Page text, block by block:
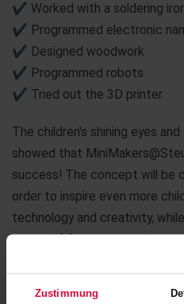
Zustimmung
✔ Worked with a soldering
✔ Programmed electronic
✔ Designed woodwork
✔ Programmed robots
✔ Tried out the 3D printer
The children's shining eyes
showed that
success! The concept will be
order to inspire even more
technology and creativity,
real relief for parents during